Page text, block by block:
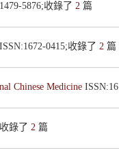
5876;收錄了 2 篇
ISSN:1672-0415;收錄了 2 篇
Chinese Medicine
錄了 2 篇